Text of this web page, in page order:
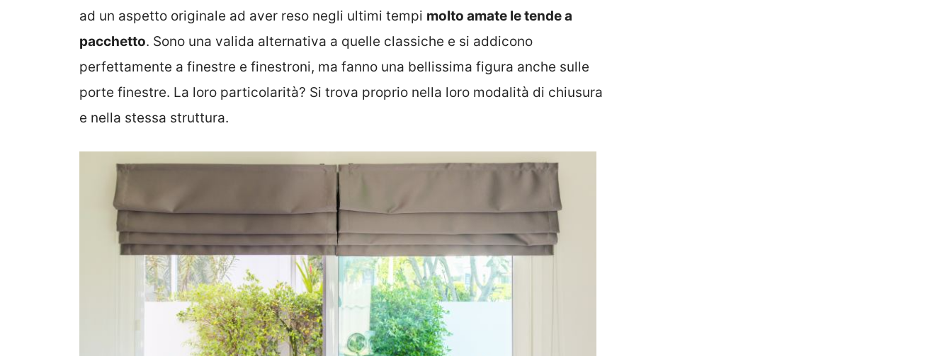
ad un aspetto originale ad aver reso negli ultimi tempi molto amate le tende a
pacchetto. Sono una valida alternativa a quelle classiche e si addicono
perfettamente a finestre e finestroni, ma fanno una bellissima figura anche sulle
porte finestre. La loro particolarità? Si trova proprio nella loro modalità di chiusura
e nella stessa struttura.